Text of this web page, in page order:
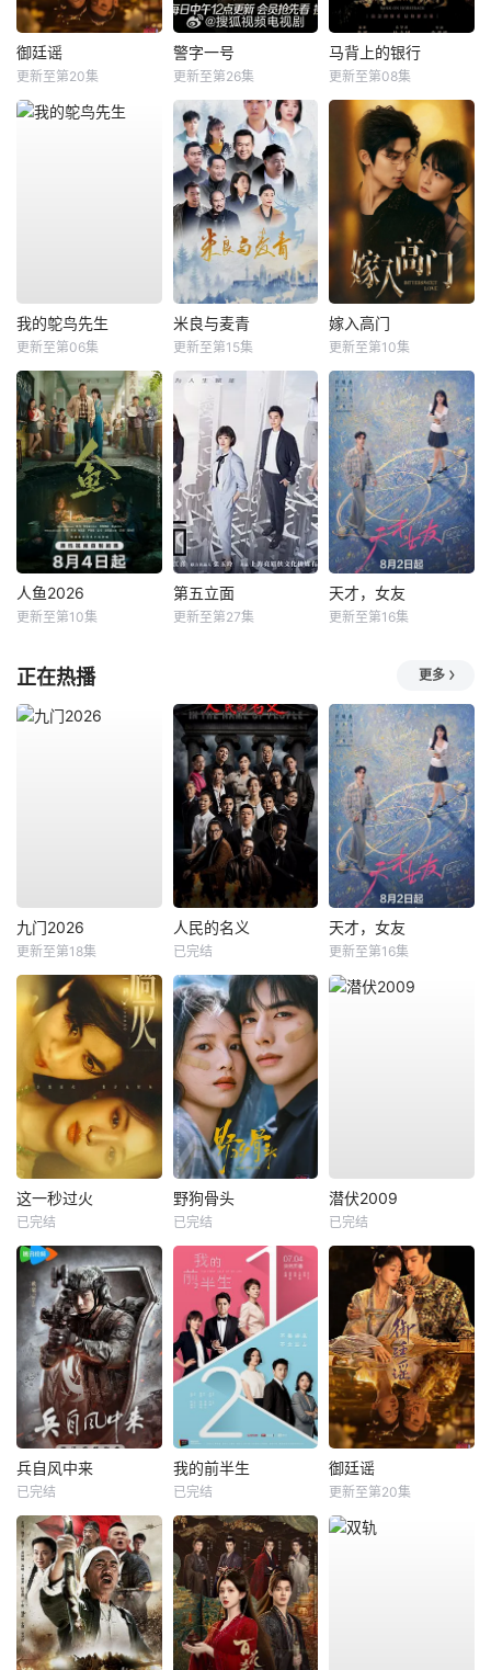
御廷谣
更新至第20集
警字一号
更新至第26集
马背上的银行
更新至第08集
我的鸵鸟先生
更新至第06集
米良与麦青
更新至第15集
嫁入高门
更新至第10集
人鱼2026
更新至第10集
第五立面
更新至第27集
天才，女友
更新至第16集
正在热播 更多
九门2026
更新至第18集
人民的名义
已完结
天才，女友
更新至第16集
这一秒过火
已完结
野狗骨头
已完结
潜伏2009
已完结
兵自风中来
已完结
我的前半生
已完结
御廷谣
更新至第20集